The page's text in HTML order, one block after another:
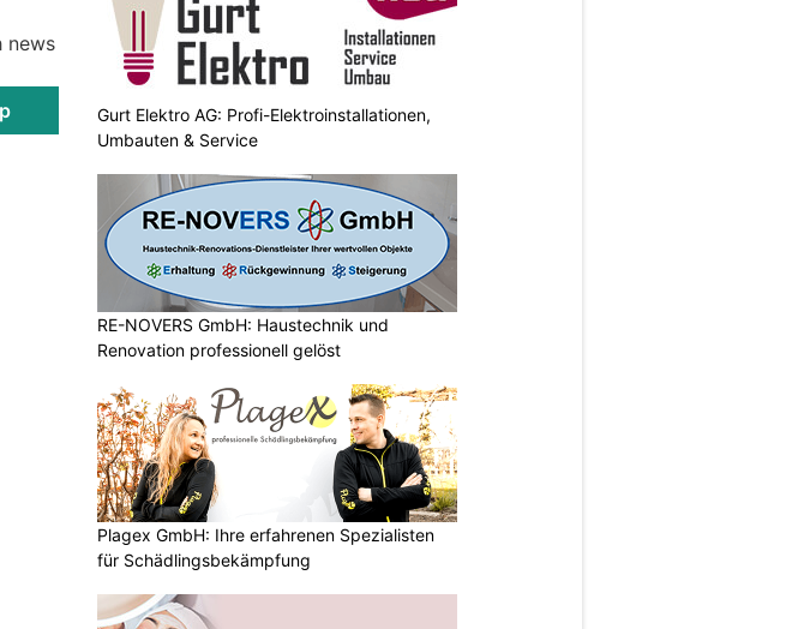
news
Gurt Elektro AG: Profi-Elektroinstallationen,
Umbauten & Service
RE-NOVERS GmbH: Haustechnik und
Renovation professionell gelöst
Plagex GmbH: Ihre erfahrenen Spezialisten
für Schädlingsbekämpfung